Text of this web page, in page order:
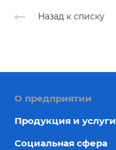
Назад к списку
О предприятии
Продукция и услуги
Социальная сфера